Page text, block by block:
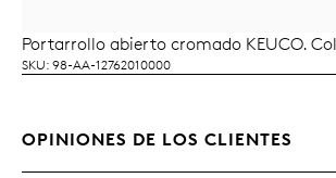
LEER MÁS
Portarrollo abierto cromado KEUCO.
SKU: 98-AA-12762010000
OPINIONES DE LOS CLIENTES